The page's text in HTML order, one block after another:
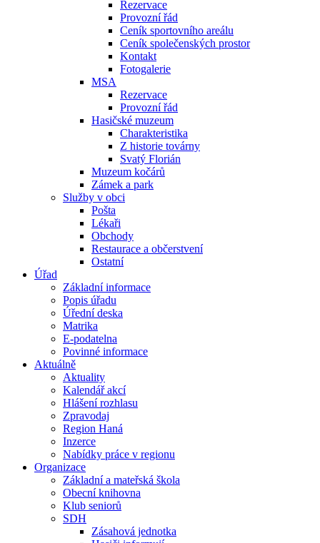
Rezervace
Provozní řád
Ceník sportovního areálu
Ceník společenských prostor
Kontakt
Fotogalerie
MSA
Rezervace
Provozní řád
Hasičské muzeum
Charakteristika
Z historie továrny
Svatý Florián
Muzeum kočárů
Zámek a park
Služby v obci
Pošta
Lékaři
Obchody
Restaurace a občerstvení
Ostatní
Úřad
Základní informace
Popis úřadu
Úřední deska
Matrika
E-podatelna
Povinné informace
Aktuálně
Aktuality
Kalendář akcí
Hlášení rozhlasu
Zpravodaj
Region Haná
Inzerce
Nabídky práce v regionu
Organizace
Základní a mateřská škola
Obecní knihovna
Klub seniorů
SDH
Zásahová jednotka